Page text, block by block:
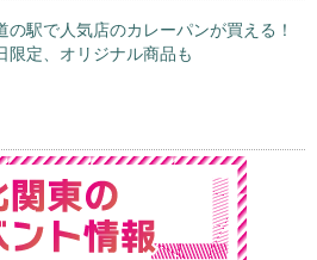
の駅で人気店のカレーパンが買える！
限定、オリジナル商品も